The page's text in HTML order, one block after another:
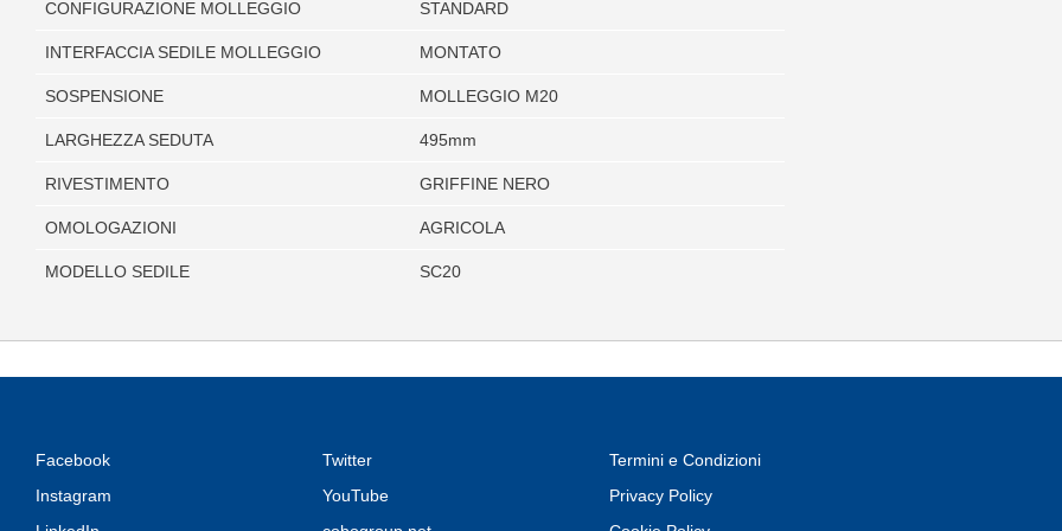
CONFIGURAZIONE MOLLEGGIO STANDARD
INTERFACCIA SEDILE MOLLEGGIO MONTATO
SOSPENSIONE MOLLEGGIO M20
LARGHEZZA SEDUTA 495mm
RIVESTIMENTO GRIFFINE NERO
OMOLOGAZIONI AGRICOLA
MODELLO SEDILE SC20
Facebook
Instagram
Twitter
YouTube
Termini e Condizioni
Privacy Policy